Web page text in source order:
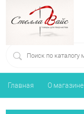
Главная О магазине